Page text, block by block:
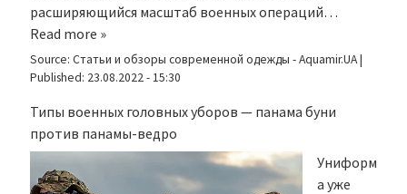
расширяющийся масштаб военных операций…
Read more »
Source: Статьи и обзоры современной одежды - Aquamir.UA|
Published: 23.08.2022 - 15:30
Типы военных головных уборов — панама буни
против панамы-ведро
Униформ
а уже